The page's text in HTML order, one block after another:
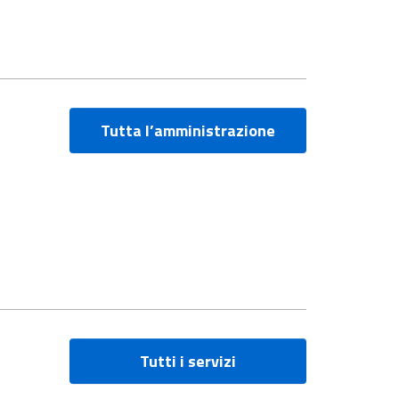
Tutta l’amministrazione
Tutti i servizi